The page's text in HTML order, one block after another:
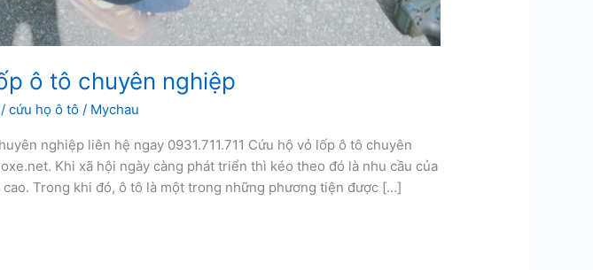
ô tô chuyên nghiệp
/cứu họ ô tô / Mychau
nghiệp liên hệ ngay 0931.711.711 Cứu hộ vỏ lốp ô tô chuyên
Khi xã hội ngày càng phát triển thì kéo theo đó là nhu cầu của
Trong khi đó, ô tô là một trong những phương tiện được […]